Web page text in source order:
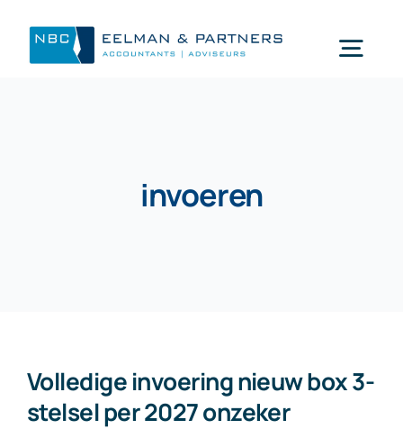
inhoud
Wie zijn wij
Werken bij
invoeren
Volledige invoering nieuw box 3-
stelsel per 2027 onzeker